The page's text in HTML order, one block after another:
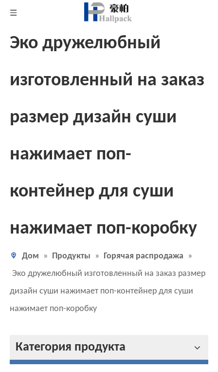
Эко дружелюбный
изготовленный на заказ
размер дизайн суши
нажимает поп-
контейнер для суши
нажимает поп-коробку
Дом » Продукты » Горячая распродажа
»
Эко дружелюбный изготовленный на заказ размер
дизайн суши нажимает поп-контейнер для суши
нажимает поп-коробку
Категория продукта